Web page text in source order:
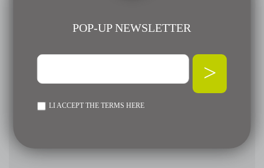
POP-UP NEWSLETTER
>
LI ACCEPT THE TERMS HERE